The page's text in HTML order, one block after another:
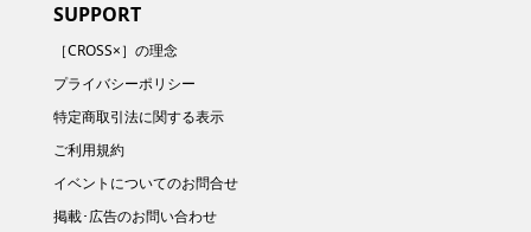
SUPPORT
［CROSS×］の理念
プライバシーポリシー
特定商取引法に関する表示
ご利用規約
イベントについてのお問合せ
掲載･広告のお問い合わせ